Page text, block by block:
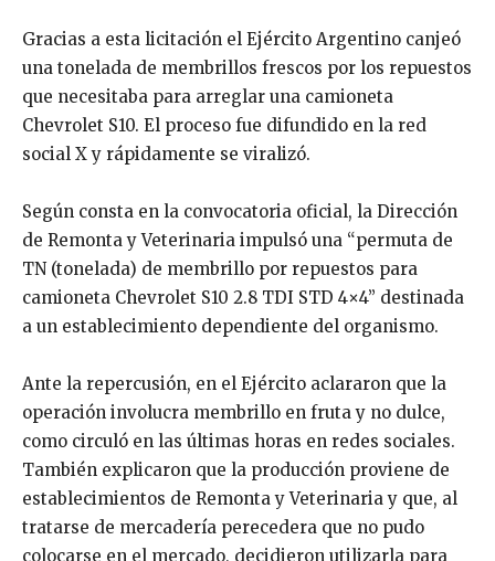
Gracias a esta licitación el Ejército Argentino canjeó
una tonelada de membrillos frescos por los repuestos
que necesitaba para arreglar una camioneta
Chevrolet S10. El proceso fue difundido en la red
social X y rápidamente se viralizó.
Según consta en la convocatoria oficial, la Dirección
de Remonta y Veterinaria impulsó una “permuta de
TN (tonelada) de membrillo por repuestos para
camioneta Chevrolet S10 2.8 TDI STD 4×4” destinada
a un establecimiento dependiente del organismo.
Ante la repercusión, en el Ejército aclararon que la
operación involucra membrillo en fruta y no dulce,
como circuló en las últimas horas en redes sociales.
También explicaron que la producción proviene de
establecimientos de Remonta y Veterinaria y que, al
tratarse de mercadería perecedera que no pudo
colocarse en el mercado, decidieron utilizarla para